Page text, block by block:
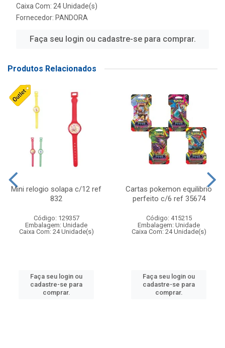
Caixa Com: 24 Unidade(s)
Fornecedor: PANDORA
Faça seu login ou cadastre-se para comprar.
Produtos Relacionados
Mini relogio solapa c/12 ref
832
Código: 129357
Embalagem: Unidade
Caixa Com: 24 Unidade(s)
Faça seu login ou
cadastre-se para
comprar.
Cartas pokemon equilibrio
perfeito c/6 ref 35674
Código: 415215
Embalagem: Unidade
Caixa Com: 24 Unidade(s)
Faça seu login ou
cadastre-se para
comprar.